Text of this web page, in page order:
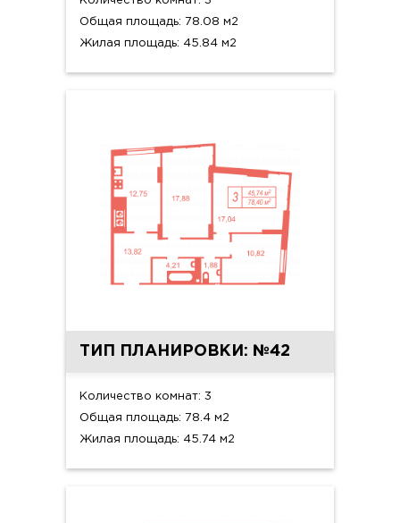
Общая площадь: 78.08 м2
Жилая площадь: 45.84 м2
ТИП ПЛАНИРОВКИ: №42
Количество комнат: 3
Общая площадь: 78.4 м2
Жилая площадь: 45.74 м2